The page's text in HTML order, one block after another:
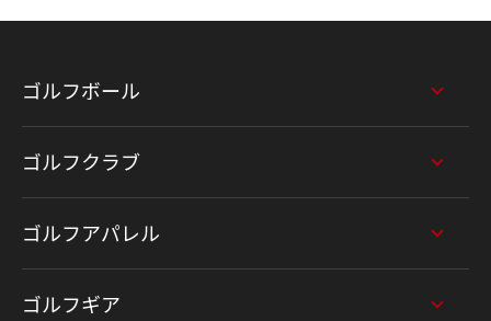
ゴルフボール
ゴルフクラブ
ゴルフアパレル
ゴルフギア